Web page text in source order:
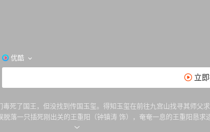
优酷
立
死了国王，但没找到传国玉玺。得知玉玺在前往九宫山找寻其师父
落一只插死刚出关的王重阳（钟镇涛 饰），奄奄一息的王重阳恳求
洪七（张学友 饰）、找到真心人才能成仙的段智兴（梁家辉 饰）